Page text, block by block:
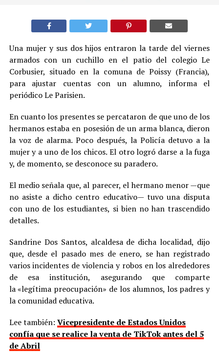
Una mujer y sus dos hijos entraron la tarde del viernes
armados con un cuchillo en el patio del colegio Le
Corbusier, situado en la comuna de Poissy (Francia),
para ajustar cuentas con un alumno, informa el
periódico Le Parisien.
En cuanto los presentes se percataron de que uno de los
hermanos estaba en posesión de un arma blanca, dieron
la voz de alarma. Poco después, la Policía detuvo a la
mujer y a uno de los chicos. El otro logró darse a la fuga
y, de momento, se desconoce su paradero.
El medio señala que, al parecer, el hermano menor —que
no asiste a dicho centro educativo— tuvo una disputa
con uno de los estudiantes, si bien no han trascendido
detalles.
Sandrine Dos Santos, alcaldesa de dicha localidad, dijo
que, desde el pasado mes de enero, se han registrado
varios incidentes de violencia y robos en los alrededores
de esa institución, asegurando que comparte
la «legítima preocupación» de los alumnos, los padres y
la comunidad educativa.
Lee también: Vicepresidente de Estados Unidos
confía que se realice la venta de TikTok antes del 5
de Abril